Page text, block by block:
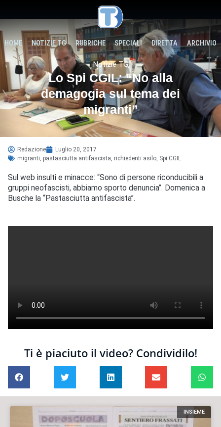
HOME NOTIZIE TG RUBRICHE SPECIALI DIRETTA ARCHIVIO
Notizie TG
Lo Spi CGIL: “No alla
demagogia sul tema dei
migranti”
Redazione
Luglio 20, 2017
migranti pastasciutta antifascista richiedenti asilo Spi CGIL
Sul web insulti e minacce: “Sono di persone riconducibili a
gruppi neofascisti, abbiamo sporto denuncia”. Domenica a
Busche la “Pastasciutta antifascista”.
Ti è piaciuto il video? Condividilo!
INSIEME